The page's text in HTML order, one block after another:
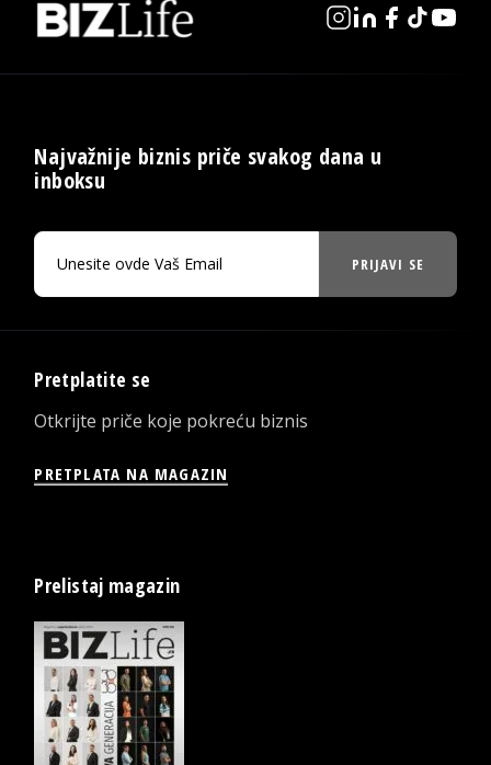
Najvažnije biznis priče svakog dana u
inboksu
PRIJAVI SE
Pretplatite se
Otkrijte priče koje pokreću biznis
PRETPLATA NA MAGAZIN
Prelistaj magazin